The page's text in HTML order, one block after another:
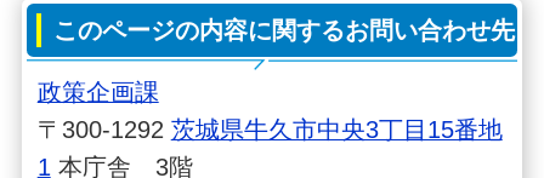
このページの内容に関するお問い合わせ先
政策企画課
〒300-1292 茨城県牛久市中央3丁目15番地
1 本庁舎 3階